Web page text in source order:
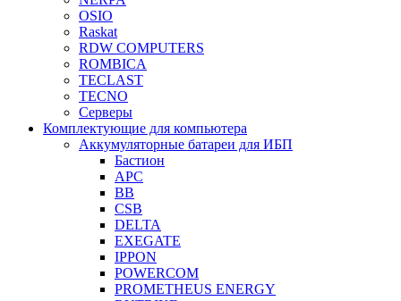
OSIO
Raskat
RDW COMPUTERS
ROMBICA
TECLAST
TECNO
Серверы
Комплектующие для компьютера
Аккумуляторные батареи для ИБП
Бастион
APC
BB
CSB
DELTA
EXEGATE
IPPON
POWERCOM
PROMETHEUS ENERGY